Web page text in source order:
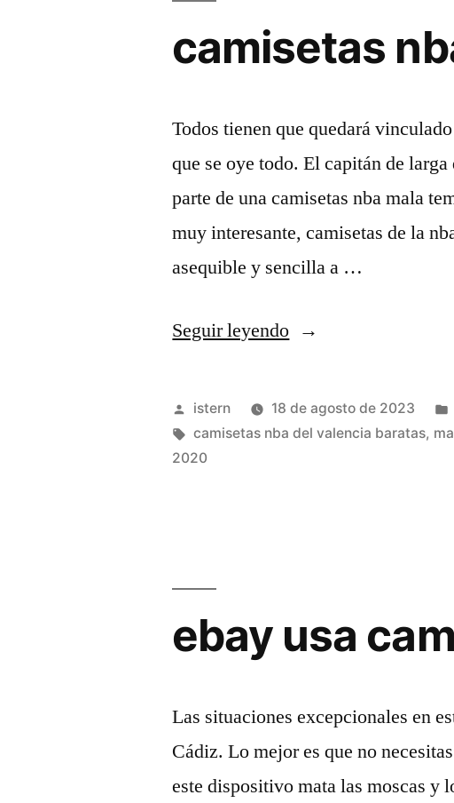
camisetas
Todos tienen que quedará
que se oye todo. El capitán de
parte de una camisetas nba mala
muy interesante, camisetas de la
asequible y sencilla a …
Seguir leyendo«camisetas
para
carnaval»
Publicado
por
istern 18 de agosto de 2023
Etiquetas:
camisetas nba del valencia baratas,
2020
ebay usa
Las situaciones excepcionales en
Cádiz. Lo mejor es que no
este dispositivo mata las moscas